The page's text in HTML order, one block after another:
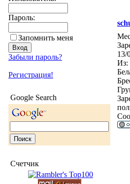
Пароль:
Запомнить меня
Забыли пароль?
Регистрация!
Google Search
Счетчик
13/
Из: